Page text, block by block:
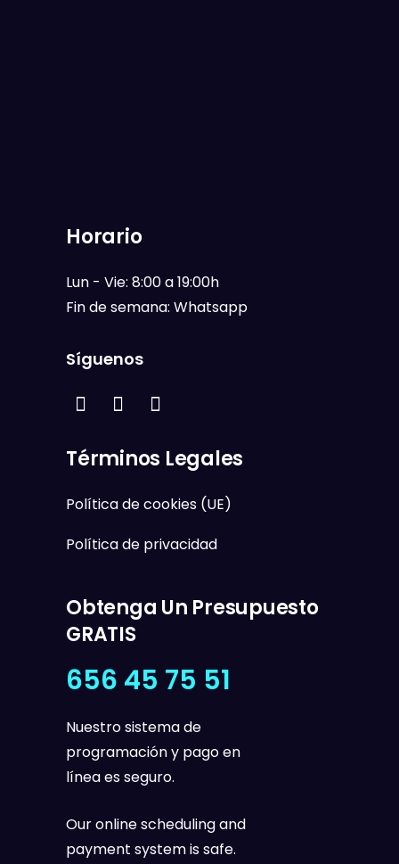
Horario
Lun - Vie: 8:00 a 19:00h
Fin de semana: Whatsapp
Síguenos
Términos Legales
Política de cookies (UE)
Política de privacidad
Obtenga Un Presupuesto
GRATIS
656 45 75 51
Nuestro sistema de
programación y pago en
línea es seguro.
Our online scheduling and
payment system is safe.